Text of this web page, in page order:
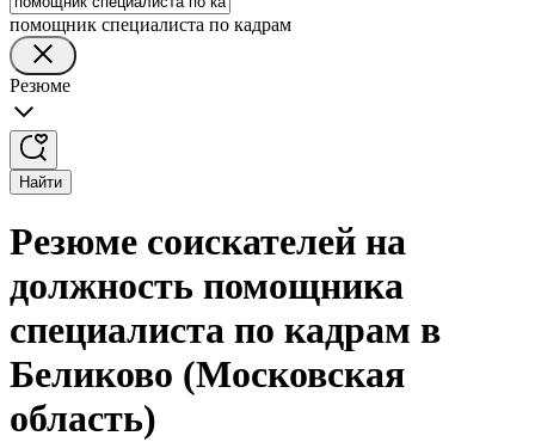
помощник специалиста по кадрам
Резюме
Найти
Резюме соискателей на
должность помощника
специалиста по кадрам в
Беликово (Московская
область)